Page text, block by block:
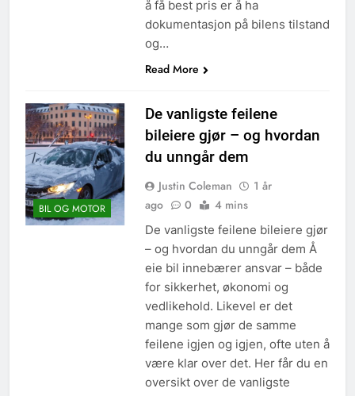
å få best pris er å ha
dokumentasjon på bilens tilstand
og…
Read More
BIL OG MOTOR
De vanligste feilene
bileiere gjør – og hvordan
du unngår dem
Justin Coleman
1 år
ago
0 4 mins
De vanligste feilene bileiere gjør
– og hvordan du unngår dem Å
eie bil innebærer ansvar – både
for sikkerhet, økonomi og
vedlikehold. Likevel er det
mange som gjør de samme
feilene igjen og igjen, ofte uten å
være klar over det. Her får du en
oversikt over de vanligste